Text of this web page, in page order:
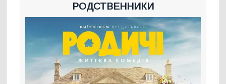
РОДСТВЕННИКИ